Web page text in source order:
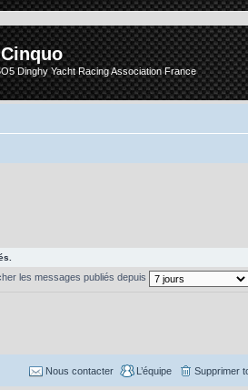
Dinghy Yacht Racing Association France
les messages publiés depuis
Supprimer
L’équipe
Nous contacter